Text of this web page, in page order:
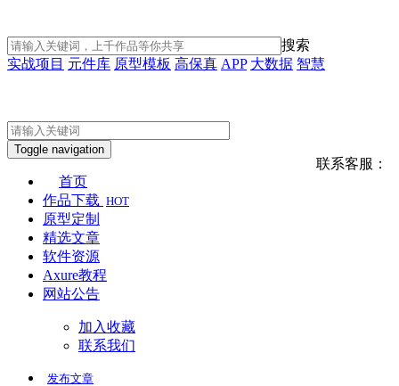
搜索
实战项目 元件库 原型模板 高保真 APP 大数据 智慧
联系客服：
Toggle navigation
首页
作品下载 HOT
原型定制
精选文章
软件资源
Axure教程
网站公告
加入收藏
联系我们
发布文章